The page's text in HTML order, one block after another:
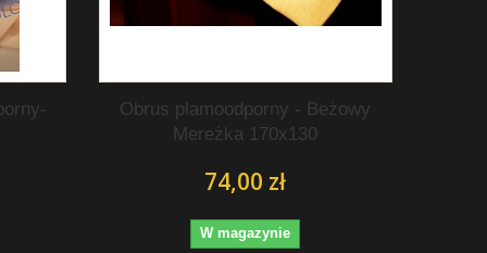
Obrus plamoodporny - Beżowy
Mereżka 170x130
74,00 zł
W magazynie